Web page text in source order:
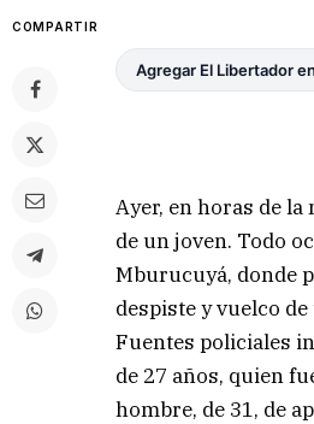
COMPARTIR
Agregar El Libertador en
Ayer, en horas de
de un joven. Todo
Mburucuyá, donde
despiste y vuelco
Fuentes policiales
de 27 años, quien
hombre, de 31, de